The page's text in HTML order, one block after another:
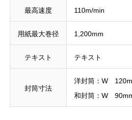
最高速度 110m/min
用紙最大巻径 1,200mm
テキスト テキスト
封筒寸法
洋封筒：W
和封筒：W